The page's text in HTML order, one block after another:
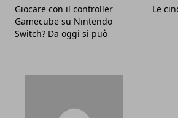
Giocare con il controller
Gamecube su Nintendo
Switch? Da oggi si può
Le